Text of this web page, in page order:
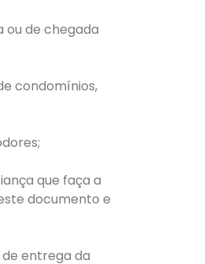
ou de chegada
condomínios,
que faça a
documento e
entrega da